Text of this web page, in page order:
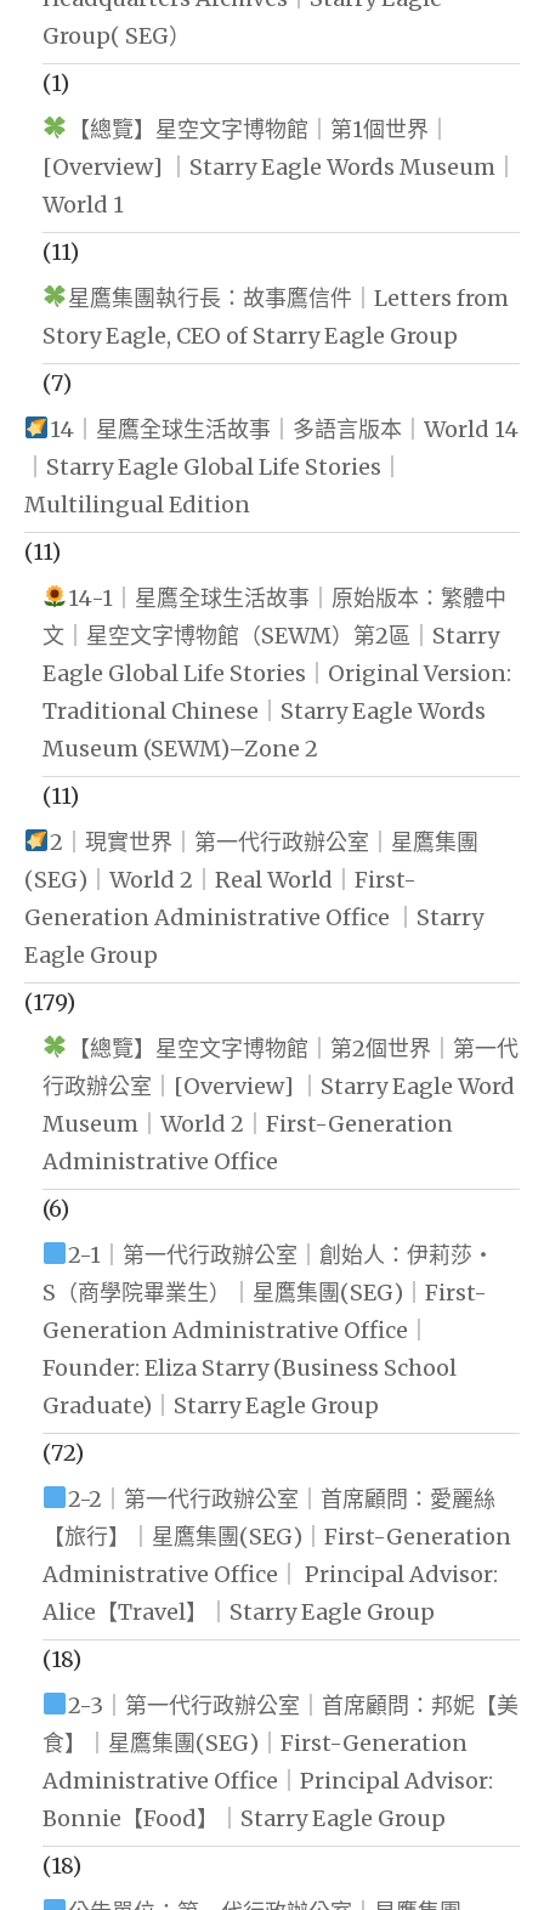
Group( SEG）
(1)
【總覽】星空文字博物館｜第1個世界｜
[Overview] ｜Starry Eagle Words Museum｜
World 1
(11)
星鷹集團執行長：故事鷹信件｜Letters from
Story Eagle, CEO of Starry Eagle Group
(7)
14｜星鷹全球生活故事｜多語言版本｜World 14
｜Starry Eagle Global Life Stories｜
Multilingual Edition
(11)
14-1｜星鷹全球生活故事｜原始版本：繁體中
文｜星空文字博物館（SEWM）第2區｜Starry
Eagle Global Life Stories｜Original Version:
Traditional Chinese｜Starry Eagle Words
Museum (SEWM)–Zone 2
(11)
2｜現實世界｜第一代行政辦公室｜星鷹集團
(SEG)｜World 2｜Real World｜First-
Generation Administrative Office ｜Starry
Eagle Group
(179)
【總覽】星空文字博物館｜第2個世界｜第一代
行政辦公室｜[Overview] ｜Starry Eagle Word
Museum｜World 2｜First-Generation
Administrative Office
(6)
2-1｜第一代行政辦公室｜創始人：伊莉莎・
S（商學院畢業生）｜星鷹集團(SEG)｜First-
Generation Administrative Office｜
Founder: Eliza Starry (Business School
Graduate)｜Starry Eagle Group
(72)
2-2｜第一代行政辦公室｜首席顧問：愛麗絲
【旅行】｜星鷹集團(SEG)｜First-Generation
Administrative Office｜ Principal Advisor:
Alice【Travel】｜Starry Eagle Group
(18)
2-3｜第一代行政辦公室｜首席顧問：邦妮【美
食】｜星鷹集團(SEG)｜First-Generation
Administrative Office｜Principal Advisor:
Bonnie【Food】｜Starry Eagle Group
(18)